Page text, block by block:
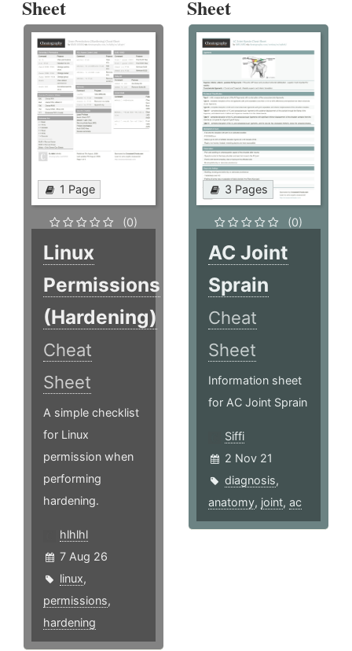
Sheet
1 Page
(0)
Linux
Permissions
(Hardening)
Cheat
Sheet
A simple checklist
for Linux
permission when
performing
hardening.
hlhlhl
7 Aug 26
linux,
permissions,
hardening
Sheet
3 Pages
(0)
AC Joint
Sprain
Cheat
Sheet
Information sheet
for AC Joint Sprain
Siffi
2 Nov 21
diagnosis,
anatomy, joint,ac